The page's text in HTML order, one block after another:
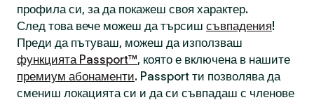
профила си, за да покажеш своя характер.
След това вече можеш да търсиш съвпадения!
Преди да пътуваш, можеш да използваш
функцията Passport™, която е включена в нашите
премиум абонаменти. Passport ти позволява да
смениш локацията си и да си съвпадаш с членове